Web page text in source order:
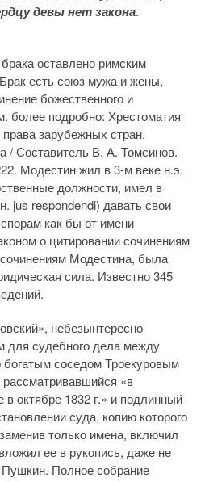
девы нет закона.
оставлено римским
есть союз мужа и жены,
божественного и
более подробно: Хрестоматия
права зарубежных стран.
/ Составитель В. А. Томсинов.
Модестин жил в 3-м веке н.э.
должности, имел в
jus respondendi) давать свои
как бы от имени
о цитировании сочинениям
Модестина, была
сила. Известно 345
небезынтересно
для судебного дела между
соседом Троекуровым
«в
октябре 1832 г.» и подлинный
суда, копию которого
только имена, включил
ее в рукопись, даже не
Полное собрание